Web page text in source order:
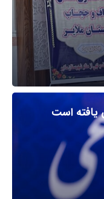
یافته است